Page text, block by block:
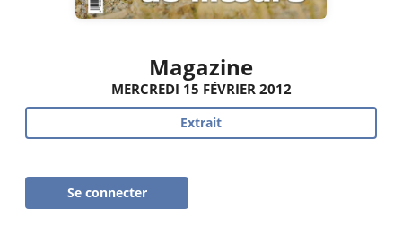
Magazine
MERCREDI 15 FÉVRIER 2012
Extrait
Se connecter